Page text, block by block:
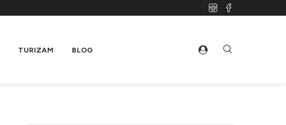
TURIZAM BLOG